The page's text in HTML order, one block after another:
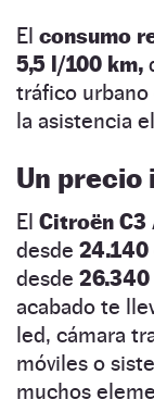
El consumo
5,5 l/100 km,
tráfico urbano
la asistencia
Un
El Citroën
desde
desde 26.340
acabado te
led, cámara
móviles o
muchos